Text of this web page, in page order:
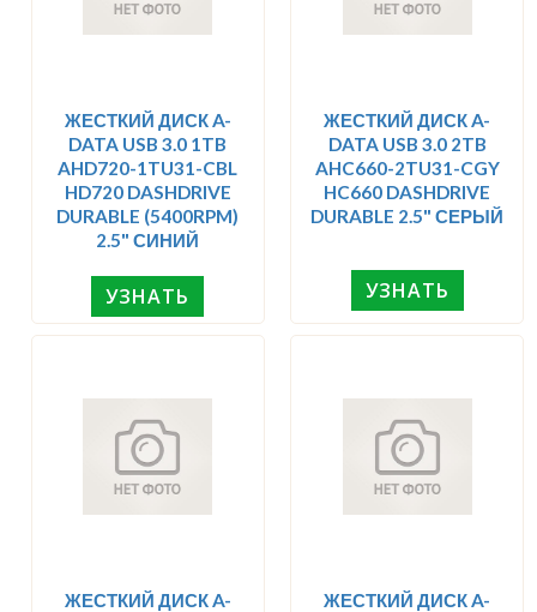
ЖЕСТКИЙ ДИСК A-
DATA USB 3.0 1TB
AHD720-1TU31-CBL
HD720 DASHDRIVE
DURABLE (5400RPM)
2.5" СИНИЙ
УЗНАТЬ
ЖЕСТКИЙ ДИСК A-
DATA USB 3.0 2TB
AHC660-2TU31-CGY
HC660 DASHDRIVE
DURABLE 2.5" СЕРЫЙ
УЗНАТЬ
ЖЕСТКИЙ ДИСК A-
ЖЕСТКИЙ ДИСК A-